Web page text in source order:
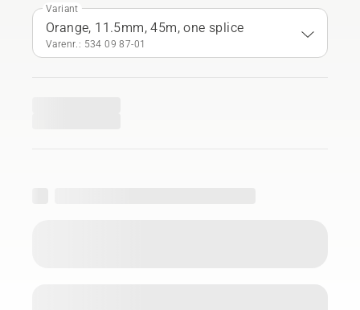
Variant
Orange, 11.5mm, 45m, one splice
Varenr.: 534 09 87‑01